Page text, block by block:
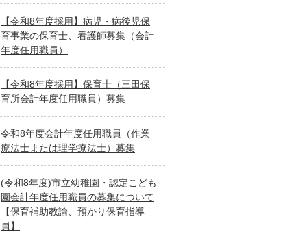
【令和8年度採用】病児・病後児保
育事業の保育士、看護師募集（会計
年度任用職員）
【令和8年度採用】保育士（三田保
育所会計年度任用職員）募集
令和8年度会計年度任用職員（作業
療法士または理学療法士）募集
(令和8年度)市立幼稚園・認定こども
園会計年度任用職員の募集について
【保育補助教諭、預かり保育指導
員】